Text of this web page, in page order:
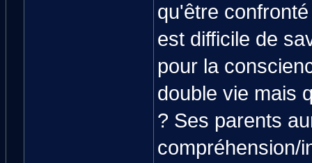
qu'être
est difficile de
pour la
double vie mais
? Ses parents
compréhension/